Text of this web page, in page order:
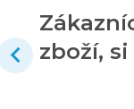
zboží,